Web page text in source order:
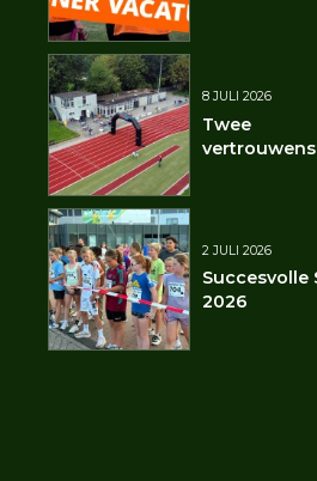
8 JULI 2026
Twee
2 JULI 2026
Succesvolle
2026